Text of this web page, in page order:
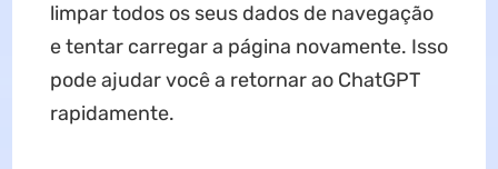
limpar todos os seus dados de navegação
e tentar carregar a página novamente. Isso
pode ajudar você a retornar ao ChatGPT
rapidamente.